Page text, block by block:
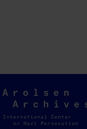
Arolsen
Archives